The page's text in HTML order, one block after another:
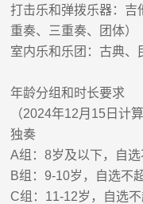
打击乐和弹拨乐器：吉
重奏、三重奏、团体）
室内乐和乐团 ：古典、
年龄分组和时长要求
（2024年12月 15 日计
独奏
A组：8岁及以下，自
B组：9-10岁，自选不
C组： 11-12岁，自选